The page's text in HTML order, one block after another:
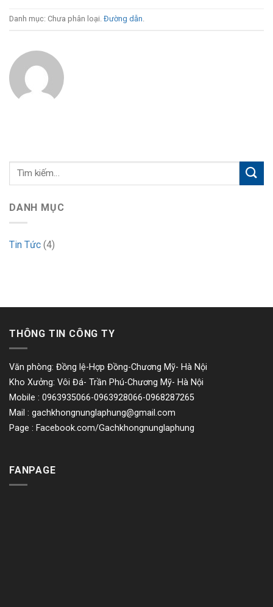
Danh mục: Chưa phân loại. Đường dẫn.
DANH MỤC
Tin Tức (4)
THÔNG TIN CÔNG TY
Văn phòng: Đồng lệ-Hợp Đồng-Chương Mỹ- Hà Nội
Kho Xưởng: Vôi Đá- Trần Phú-Chương Mỹ- Hà Nội
Mobile : 0963935066-0963928066-0968287265
Mail : gachkhongnunglaphung@gmail.com
Page : Facebook.com/Gachkhongnunglaphung
FANPAGE